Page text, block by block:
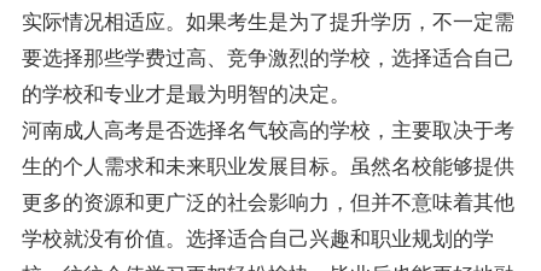
实际情况相适应。如果考生是为了提升学历，不一定需
要选择那些学费过高、竞争激烈的学校，选择适合自己
的学校和专业才是最为明智的决定。
河南成人高考是否选择名气较高的学校，主要取决于考
生的个人需求和未来职业发展目标。虽然名校能够提供
更多的资源和更广泛的社会影响力，但并不意味着其他
学校就没有价值。选择适合自己兴趣和职业规划的学